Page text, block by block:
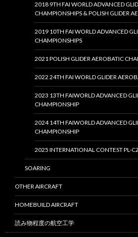
2018 9TH FAI WORLD ADVANCED
CHAMPIONSHIPS & POLISH GLIDER
2019 10TH FAI WORLD ADVANCED
CHAMPIONSHIPS
2021 POLISH GLIDER AEROBATIC
2022 24TH FAI WORLD GLIDER
2023 13TH FAIWORLD ADVANCED
CHAMPIONSHIP
2024 14TH FAIWORLD ADVANCED
CHAMPIONSHIP
2025 INTERNATIONAL CONTEST PL-
SOARING
OTHER AIRCRAFT
HOMEBUILD AIRCRAFT
読み物程度の航空工学